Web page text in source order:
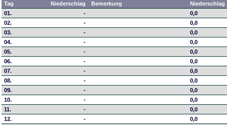
Tag Niederschlag Bemerkung
01.
-
0,0
02.
-
0,0
03.
-
0,0
04.
-
0,0
05.
-
0,0
06.
-
0,0
07.
-
0,0
08.
-
0,0
09.
-
0,0
10.
-
0,0
11.
-
0,0
12.
-
0,0